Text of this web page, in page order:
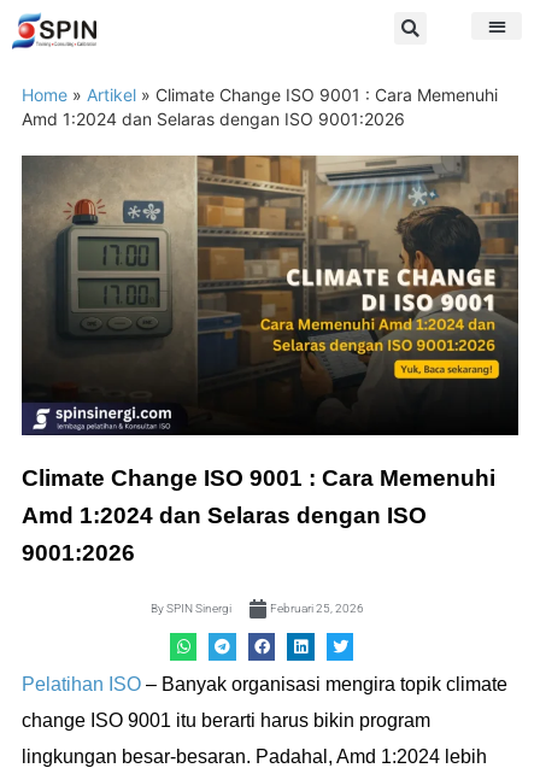
Home » Artikel » Climate Change ISO 9001 : Cara Memenuhi
Amd 1:2024 dan Selaras dengan ISO 9001:2026
Climate Change ISO 9001 : Cara Memenuhi
Amd 1:2024 dan Selaras dengan ISO
9001:2026
BySPIN Sinergi Februari 25, 2026
Pelatihan ISO – Banyak organisasi mengira topik climate
change ISO 9001 itu berarti harus bikin program
lingkungan besar-besaran. Padahal, Amd 1:2024 lebih